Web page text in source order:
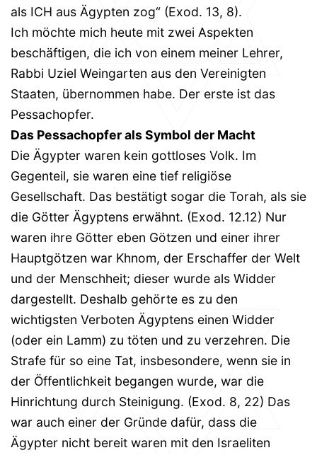
als ICH aus Ägypten zog“ (Exod. 13, 8).
Ich möchte mich heute mit zwei Aspekten
beschäftigen, die ich von einem meiner Lehrer,
Rabbi Uziel Weingarten aus den Vereinigten
Staaten, übernommen habe. Der erste ist das
Pessachopfer.
Das Pessachopfer als Symbol der Macht
Die Ägypter waren kein gottloses Volk. Im
Gegenteil, sie waren eine tief religiöse
Gesellschaft. Das bestätigt sogar die Torah, als sie
die Götter Ägyptens erwähnt. (Exod. 12.12) Nur
waren ihre Götter eben Götzen und einer ihrer
Hauptgötzen war Khnom, der Erschaffer der Welt
und der Menschheit; dieser wurde als Widder
dargestellt. Deshalb gehörte es zu den
wichtigsten Verboten Ägyptens einen Widder
(oder ein Lamm) zu töten und zu verzehren. Die
Strafe für so eine Tat, insbesondere, wenn sie in
der Öffentlichkeit begangen wurde, war die
Hinrichtung durch Steinigung. (Exod. 8, 22) Das
war auch einer der Gründe dafür, dass die
Ägypter nicht bereit waren mit den Israeliten